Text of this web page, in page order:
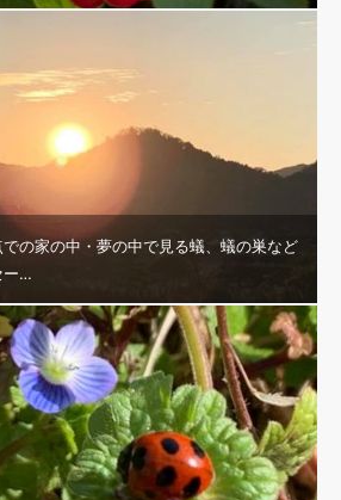
の家の中・夢の中で見る蟻、蟻の巣など
ー…